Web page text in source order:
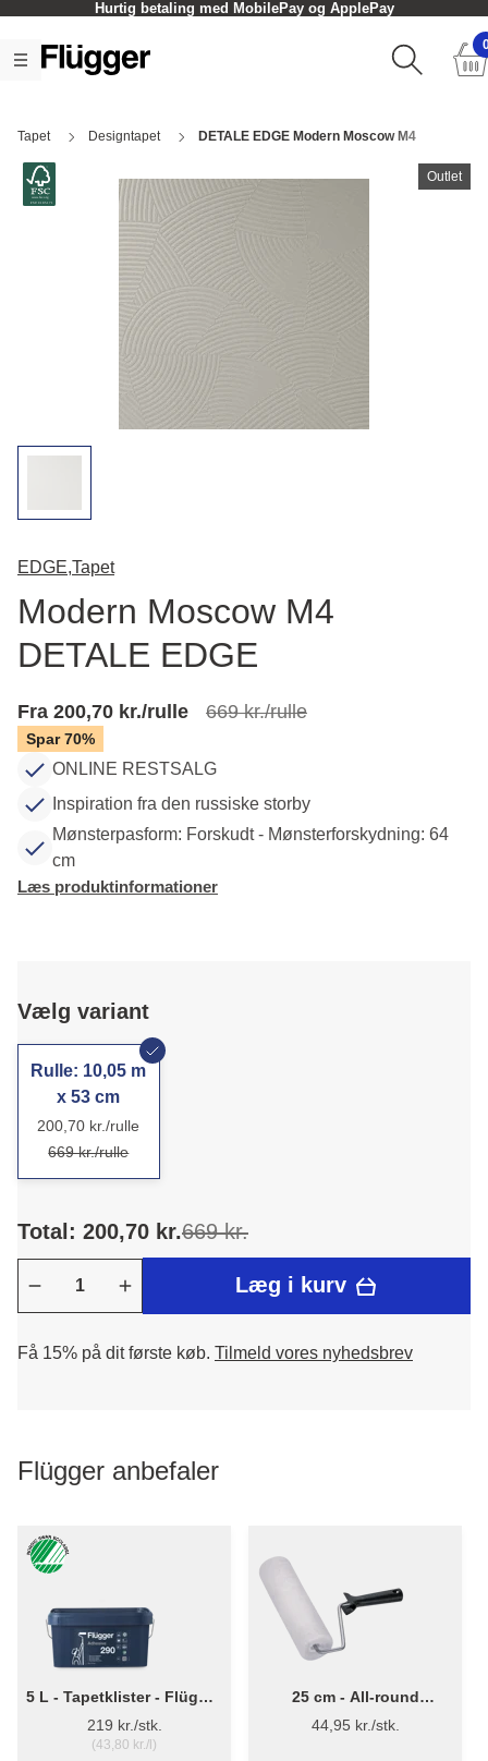
Hurtig betaling med MobilePay og ApplePay
Tapet Designtapet DETALE EDGE Modern Moscow M4
Outlet
EDGE,Tapet
Modern Moscow M4
DETALE EDGE
Fra 200,70 kr./rulle 669 kr./rulle
Spar 70%
ONLINE RESTSALG
Inspiration fra den russiske storby
Mønsterpasform: Forskudt - Mønsterforskydning: 64
cm
Læs produktinformationer
Vælg variant
Rulle: 10,05 m
x 53 cm
200,70 kr./rulle
669 kr./rulle
Total: 200,70 kr.669 kr.
Læg i kurv
Få 15% på dit første køb. Tilmeld vores nyhedsbrev
Flügger anbefaler
5 L - Tapetklister - Flügger
Adhesive 290
219 kr./stk.
(43,80 kr./l)
25 cm - All-round
Malerrulle m/skaft
44,95 kr./stk.